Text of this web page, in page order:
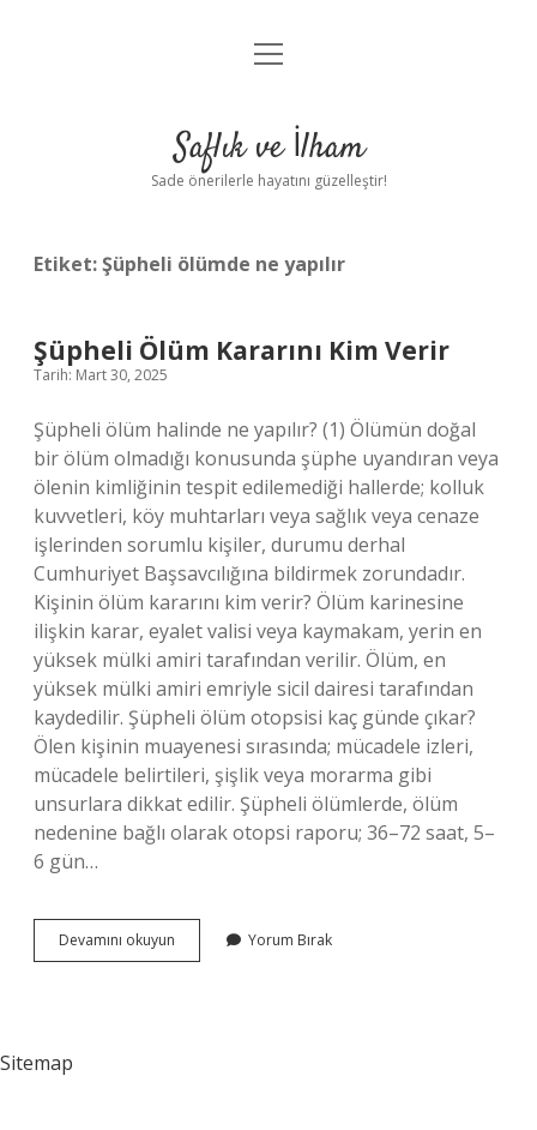
Anasayfa
Yasal Uyarı
menüyü
Saflık ve İlham
Sade önerilerle hayatını güzelleştir!
Etiket:Şüpheli ölümde ne yapılır
Şüpheli Ölüm Kararını Kim Verir
Tarih: Mart 30, 2025
Şüpheli ölüm halinde ne yapılır? (1) Ölümün doğal
bir ölüm olmadığı konusunda şüphe uyandıran veya
ölenin kimliğinin tespit edilemediği hallerde; kolluk
kuvvetleri, köy muhtarları veya sağlık veya cenaze
işlerinden sorumlu kişiler, durumu derhal
Cumhuriyet Başsavcılığına bildirmek zorundadır.
Kişinin ölüm kararını kim verir? Ölüm karinesine
ilişkin karar, eyalet valisi veya kaymakam, yerin en
yüksek mülki amiri tarafından verilir. Ölüm, en
yüksek mülki amiri emriyle sicil dairesi tarafından
kaydedilir. Şüpheli ölüm otopsisi kaç günde çıkar?
Ölen kişinin muayenesi sırasında; mücadele izleri,
mücadele belirtileri, şişlik veya morarma gibi
unsurlara dikkat edilir. Şüpheli ölümlerde, ölüm
nedenine bağlı olarak otopsi raporu; 36–72 saat, 5–
6 gün…
Devamını okuyun
Ölüm
Yorum Bırak
Sitemap